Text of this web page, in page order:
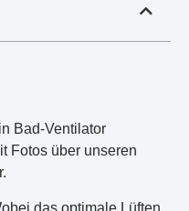
Bad-Ventilator
Fotos über unseren
das optimale Lüften